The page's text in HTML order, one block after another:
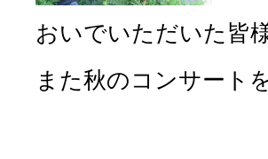
おいでいただいた皆
また秋のコンサート